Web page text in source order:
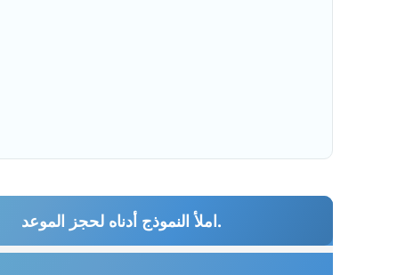
املأ النموذج أدناه لحجز الموعد.